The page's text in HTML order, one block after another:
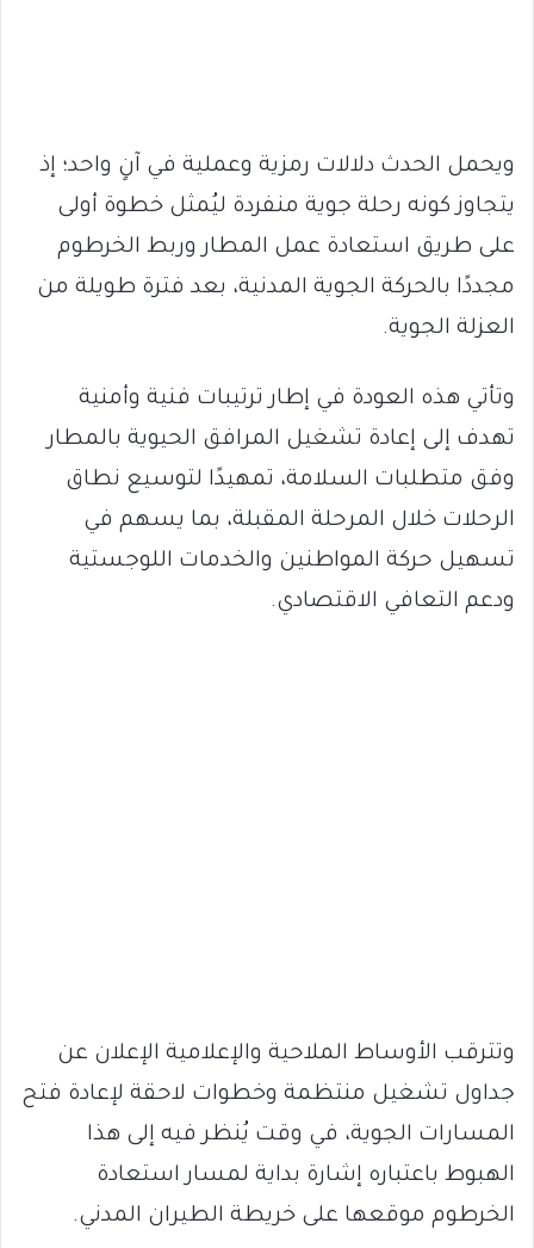
ويحمل الحدث دلالات رمزية وعملية في آنٍ واحد؛ إذ
يتجاوز كونه رحلة جوية منفردة ليُمثل خطوة أولى
على طريق استعادة عمل المطار وربط الخرطوم
مجددًا بالحركة الجوية المدنية، بعد فترة طويلة من
العزلة الجوية.
وتأتي هذه العودة في إطار ترتيبات فنية وأمنية
تهدف إلى إعادة تشغيل المرافق الحيوية بالمطار
وفق متطلبات السلامة، تمهيدًا لتوسيع نطاق
الرحلات خلال المرحلة المقبلة، بما يسهم في
تسهيل حركة المواطنين والخدمات اللوجستية
ودعم التعافي الاقتصادي.
وتترقب الأوساط الملاحية والإعلامية الإعلان عن
جداول تشغيل منتظمة وخطوات لاحقة لإعادة فتح
المسارات الجوية، في وقت يُنظر فيه إلى هذا
الهبوط باعتباره إشارة بداية لمسار استعادة
الخرطوم موقعها على خريطة الطيران المدني.